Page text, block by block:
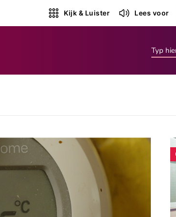
Kijk & Luister Lees voor